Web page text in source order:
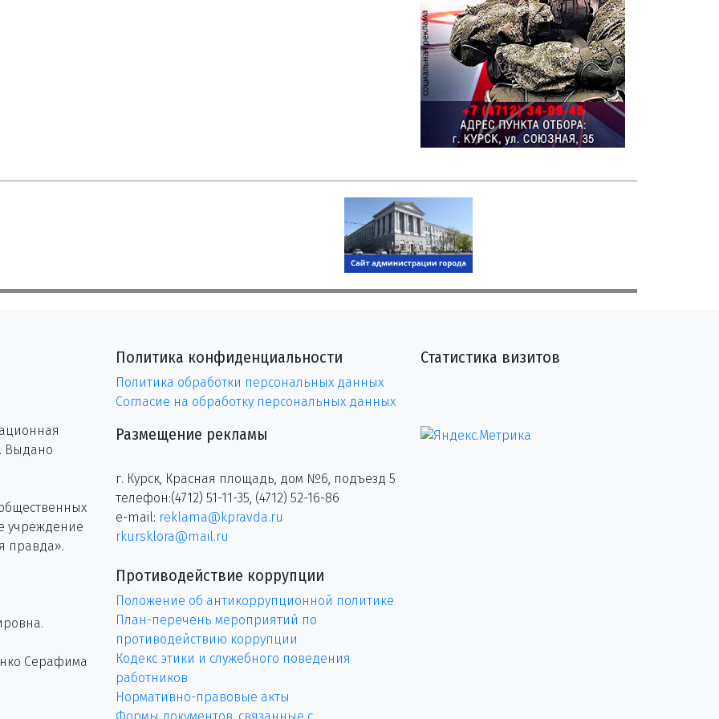
Выдано
учреждение
правда».
Серафима
Политика конфиденциальности
Политика обработки персональных данных
Согласие на обработку персональных данных
Размещение рекламы
г. Курск, Красная площадь, дом №6, подъезд 5
телефон:(4712) 51-11-35, (4712) 52-16-86
e-mail: reklama@kpravda.ru
rkursklora@mail.ru
Противодействие коррупции
Положение об антикоррупционной политике
План-перечень мероприятий по
противодействию коррупции
Кодекс этики и служебного поведения
работников
Нормативно-правовые акты
Статистика визитов